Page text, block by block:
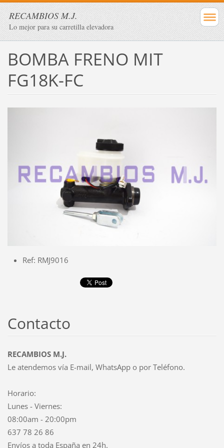
RECAMBIOS M.J.
Lo mejor para su carretilla elevadora
BOMBA FRENO MIT
FG18K-FC
Ref: RMJ9016
Contacto
RECAMBIOS M.J.
Le atendemos vía E-mail, WhatsApp o por Teléfono.
Horario:
Lunes - Viernes:
08:00am - 20:00pm
637 78 26 86
Envíos a toda España en 24h.